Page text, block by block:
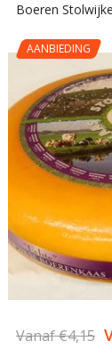
Boeren
AANBIEDING
Vanaf€4,15